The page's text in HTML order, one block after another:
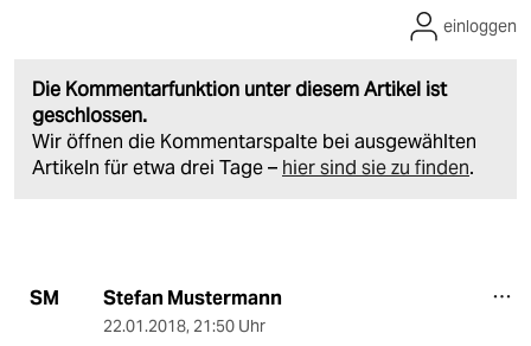
Die Kommentarfunktion unter diesem Artikel ist
geschlossen.
Wir öffnen die Kommentarspalte bei ausgewählten
Artikeln für etwa drei Tage – hier sind sie zu finden.
einloggen
SM Stefan Mustermann
22.01.2018, 21:50 Uhr